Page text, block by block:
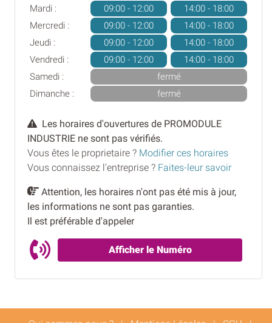
Mardi :
09:00 - 12:00
14:00 - 18:00
Mercredi :
09:00 - 12:00
14:00 - 18:00
Jeudi :
09:00 - 12:00
14:00 - 18:00
Vendredi :
09:00 - 12:00
14:00 - 18:00
Samedi :
fermé
Dimanche :
fermé
Les horaires d'ouvertures de PROMODULE
INDUSTRIE ne sont pas vérifiés.
Vous êtes le proprietaire ? Modifier ces horaires
Vous connaissez l'entreprise ? Faites-leur savoir
Attention, les horaires n'ont pas été mis à jour,
les informations ne sont pas garanties.
Il est préférable d'appeler
Afficher le Numéro